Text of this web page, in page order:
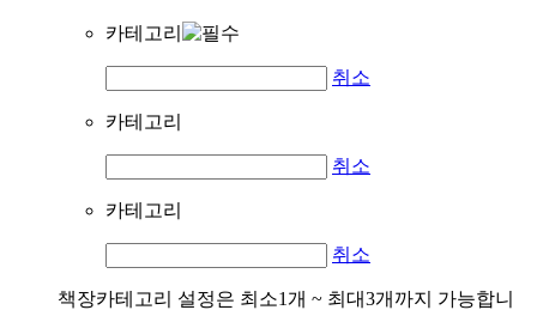
카테고리
취소
카테고리
취소
카테고리
취소
책장카테고리 설정은 최소1개 ~ 최대3개까지 가능합니